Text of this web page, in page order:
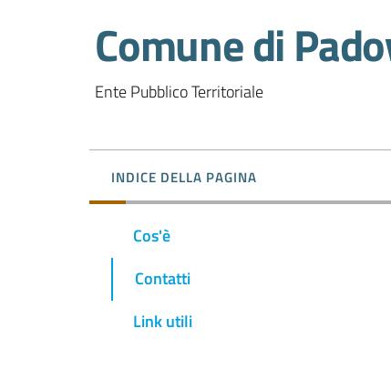
Comune di
Ente Pubblico Territoriale
INDICE DELLA PAGINA
Cos'è
Contatti
Link utili